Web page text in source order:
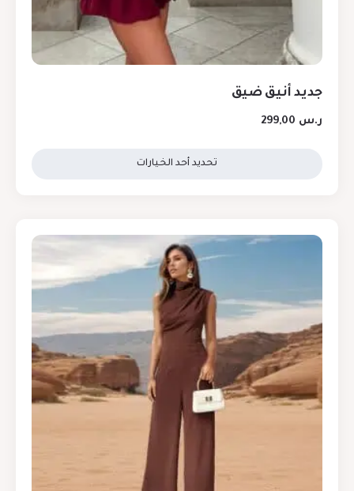
جديد أنيق ضيق
ر.س
تحديد أحد الخيارات